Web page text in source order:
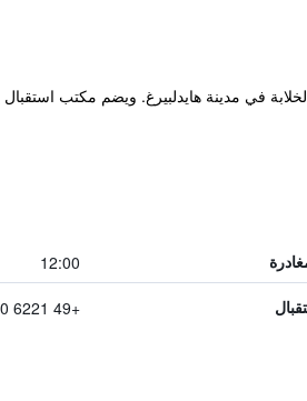
المشاة الخلابة في مدينة هايدلبيرغ. ويضم مكتب
12:00
+49 6221 50 80